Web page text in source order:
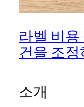
라벨 비
건을 조
소개